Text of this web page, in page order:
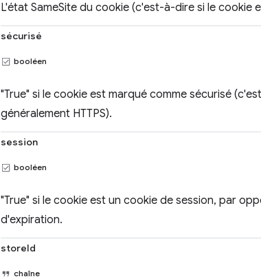
L'état SameSite du cookie (c'est-à-dire si le cookie
sécurisé
booléen
"True" si le cookie est marqué comme sécurisé
généralement HTTPS).
session
booléen
"True" si le cookie est un cookie de session, par
d'expiration.
storeId
chaîne